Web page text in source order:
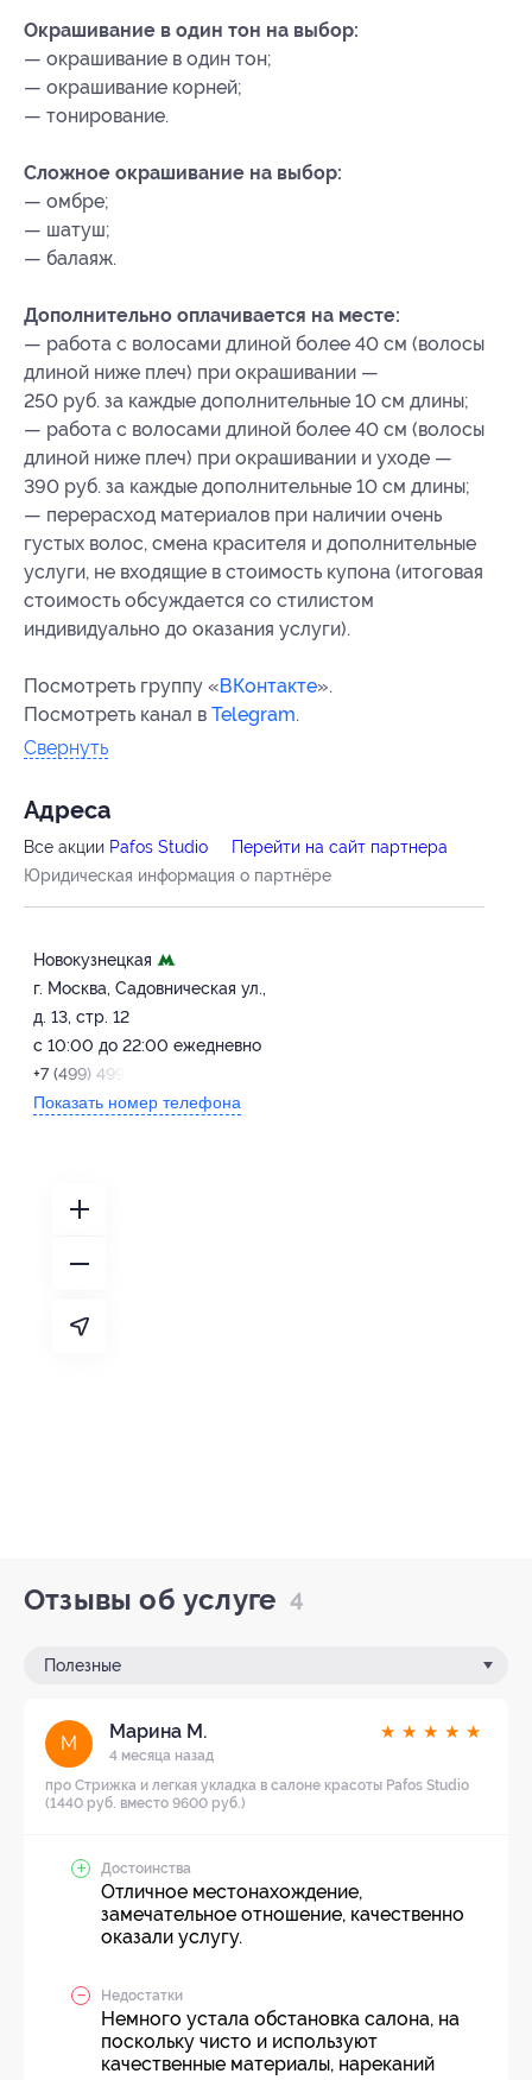
Окрашивание в один тон на выбор:
— окрашивание в один тон;
— окрашивание корней;
— тонирование.
Сложное окрашивание на выбор:
— омбре;
— шатуш;
— балаяж.
Дополнительно оплачивается на месте:
— работа с волосами длиной более 40 см (волосы
длиной ниже плеч) при окрашивании —
250 руб. за каждые дополнительные 10 см длины;
— работа с волосами длиной более 40 см (волосы
длиной ниже плеч) при окрашивании и уходе —
390 руб. за каждые дополнительные 10 см длины;
— перерасход материалов при наличии очень
густых волос, смена красителя и дополнительные
услуги, не входящие в стоимость купона (итоговая
стоимость обсуждается со стилистом
индивидуально до оказания услуги).
Посмотреть группу «ВКонтакте».
Посмотреть канал в Telegram.
Свернуть
Адресa
Все акции Pafos Studio
Перейти на сайт партнера
Юридическая информация о партнёре
Новокузнецкая
г. Москва, Садовническая ул.,
д. 13, стр. 12
с 10:00 до 22:00 ежедневно
+7 (499) 499-77-50
Показать номер телефона
Отзывы об услуге 4
Полезные
М
Марина М.
4 месяца назад
★ ★ ★ ★ ★
про Стрижка и легкая укладка в салоне красоты Pafos Studio
(1440 руб. вместо 9600 руб.)
Достоинства
Отличное местонахождение,
замечательное отношение, качественно
оказали услугу.
Недостатки
Немного устала обстановка салона, на
поскольку чисто и используют
качественные материалы, нареканий